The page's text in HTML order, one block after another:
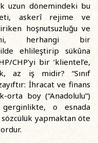
uzun dönemindeki bu
askerî rejime ve
hoşnutsuzluğu ve
herhangi bir
ehlileştirip sükûna
CHP’yi bir ‘klientel’e,
az iş midir? “Sınıf
İhracat ve finans
orta boy (“Anadolulu”)
o esnada
yapmaktan öte